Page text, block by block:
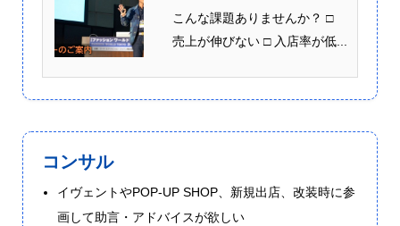
こんな課題ありませんか？ □
売上が伸びない □ 入店率が低...
コンサル
イヴェントやPOP-UP SHOP、新規出店、改装時に参
画して助言・アドバイスが欲しい